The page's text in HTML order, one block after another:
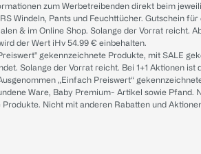
zum Werbetreibenden direkt beim
Windeln, Pants und Feuchttücher. Gutschein
& im Online Shop. Solange der Vorrat
der Wert iHv 54.99 € einbehalten.
gekennzeichnete Produkte, mit SALE
Solange der Vorrat reicht. Bei 1+1 Aktionen ist
„Einfach Preiswert“
Ware, Baby Premium- Artikel sowie
Produkte. Nicht mit anderen Rabatten und